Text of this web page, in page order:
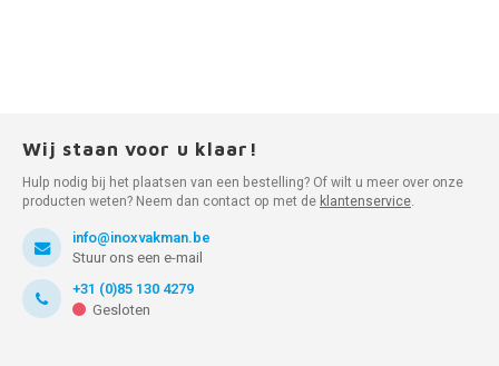
Wij staan voor u klaar!
Hulp nodig bij het plaatsen van een bestelling? Of wilt u meer over onze
producten weten? Neem dan contact op met de klantenservice.
info@inoxvakman.be
Stuur ons een e-mail
+31 (0)85 130 4279
Gesloten